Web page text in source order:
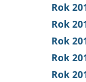
Rok
Rok
Rok
Rok
Rok